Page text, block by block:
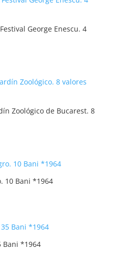
George Enescu. 4
Zoológico de Bucarest. 8
10 Bani *1964
Bani *1964